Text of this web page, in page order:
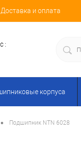
Доставка и оплата
:
корпуса
• Подшипник NTN 6028